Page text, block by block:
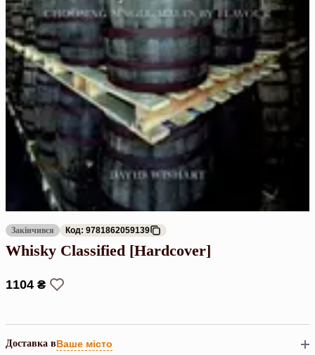
Закінчився Код: 9781862059139
Whisky Classified [Hardcover]
1104 ₴
Доставка вВаше місто